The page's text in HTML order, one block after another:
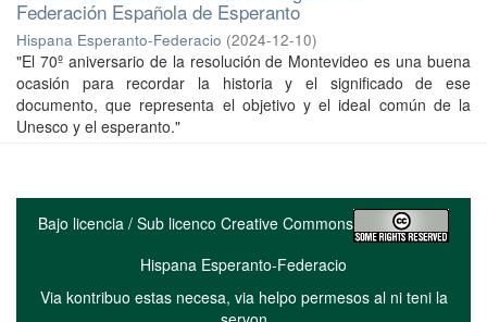
Federación Española de Esperanto
Hispana Esperanto-Federacio (2024-12-10)
"El 70º aniversario de la resolución de Montevideo es una buena
ocasión para recordar la historia y el significado de ese
documento, que representa el objetivo y el ideal común de la
Unesco y el esperanto."
Bajo licencia / Sub licenco Creative Commons
Hispana Esperanto-Federacio
Via kontribuo estas necesa, via helpo permesos al ni teni la